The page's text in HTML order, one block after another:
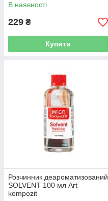
В наявності
229 ₴
Купити
Розчинник деароматизований
SOLVENT 100 мл Art
kompozit